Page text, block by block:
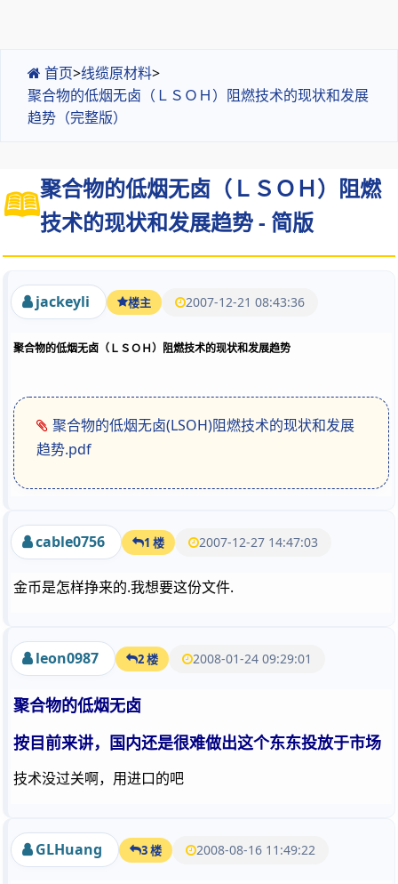
首页>线缆原材料>
聚合物的低烟无卤（ＬＳＯＨ）阻燃技术的现状和发展
趋势（完整版）
聚合物的低烟无卤（ＬＳＯＨ）阻燃
技术的现状和发展趋势 - 简版
jackeyli 楼主 2007-12-21 08:43:36
聚合物的低烟无卤（ＬＳＯＨ）阻燃技术的现状和发展趋势
聚合物的低烟无卤(LSOH)阻燃技术的现状和发展
趋势.pdf
cable0756 1 楼 2007-12-27 14:47:03
金币是怎样挣来的.我想要这份文件.
leon0987 2 楼 2008-01-24 09:29:01
聚合物的低烟无卤
按目前来讲，国内还是很难做出这个东东投放于市场
技术没过关啊，用进口的吧
GLHuang 3 楼 2008-08-16 11:49:22